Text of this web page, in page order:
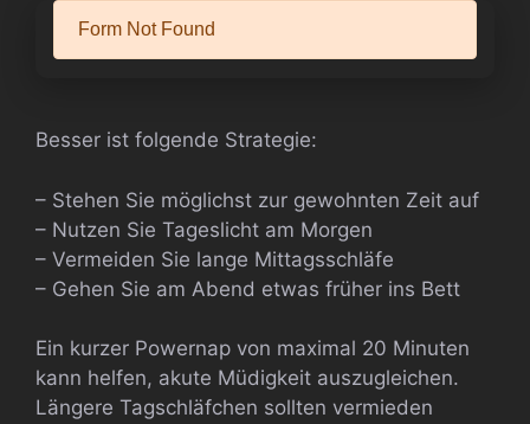
Besser ist folgende Strategie:
– Stehen Sie möglichst zur gewohnten Zeit auf
– Nutzen Sie Tageslicht am Morgen
– Vermeiden Sie lange Mittagsschläfe
– Gehen Sie am Abend etwas früher ins Bett
Ein kurzer Powernap von maximal 20 Minuten
kann helfen, akute Müdigkeit auszugleichen.
Längere Tagschläfchen sollten vermieden